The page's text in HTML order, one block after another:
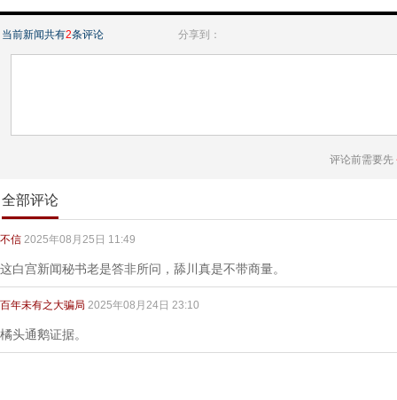
当前新闻共有2条评论 分享到：
评论前需要先
全部评论
不信 2025年08月25日 11:49
这白宫新闻秘书老是答非所问，舔川真是不带商量。
百年未有之大骗局 2025年08月24日 23:10
橘头通鹅证据。